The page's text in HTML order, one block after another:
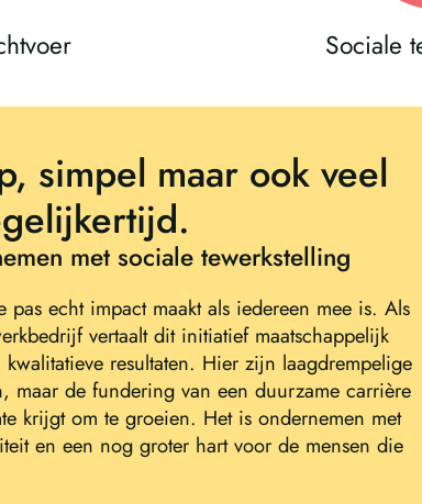
Sociale
simpel maar ook veel
met sociale tewerkstelling
pas echt impact maakt als iedereen mee is. Als
vertaalt dit initiatief maatschappelijk
kwalitatieve resultaten. Hier zijn laagdrempelige
maar de fundering van een duurzame carrière
krijgt om te groeien. Het is ondernemen met
en een nog groter hart voor de mensen die